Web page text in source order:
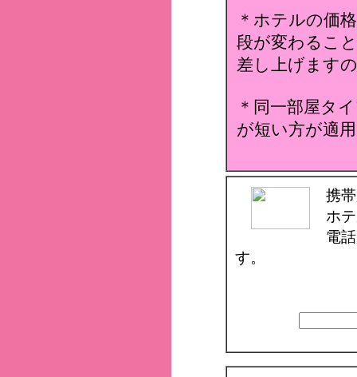
＊ホテルの価
段が変わるこ
差し上げます
＊同一部屋タ
が短い方が適
携
ホ
電
す。